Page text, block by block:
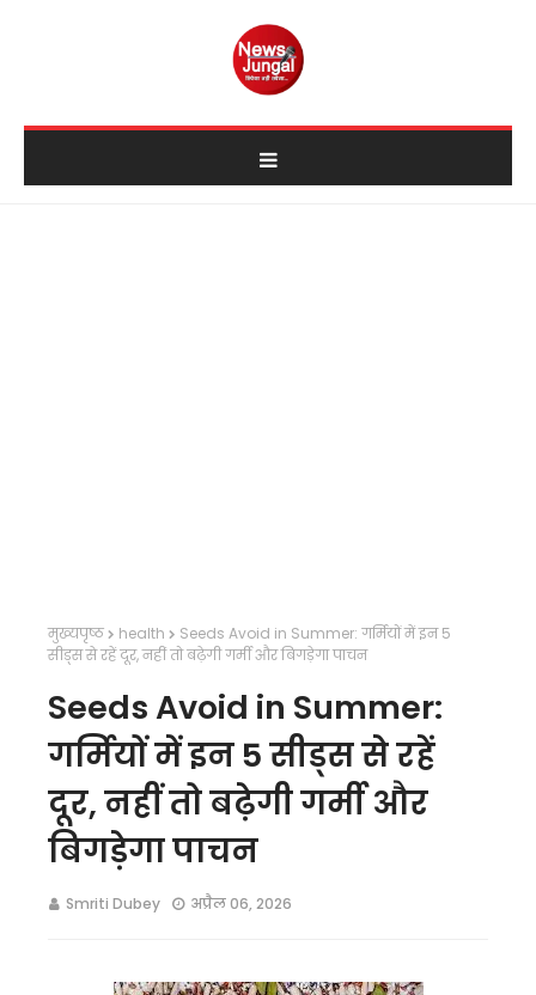
मुख्यपृष्ठ health
Seeds Avoid in Summer: गर्मियों में इन 5
सीड्स से रहें दूर, नहीं तो बढ़ेगी गर्मी और बिगड़ेगा पाचन
Seeds Avoid in Summer:
गर्मियों में इन 5 सीड्स से रहें
दूर, नहीं तो बढ़ेगी गर्मी और
बिगड़ेगा पाचन
Smriti Dubey अप्रैल 06, 2026